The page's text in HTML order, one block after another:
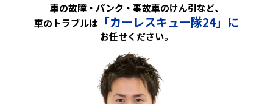
車の故障・パンク・事故車のけん引など、
車のトラブルは
「カーレスキュー隊24」に
お任せください。